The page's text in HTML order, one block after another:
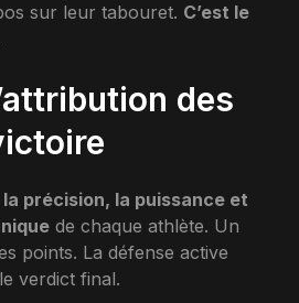
sur leur tabouret. C’est le
des
précision, la puissance et
de chaque athlète. Un
points. La défense active
verdict final.